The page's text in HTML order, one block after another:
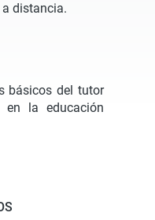
distancia.
básicos del tutor
la educación